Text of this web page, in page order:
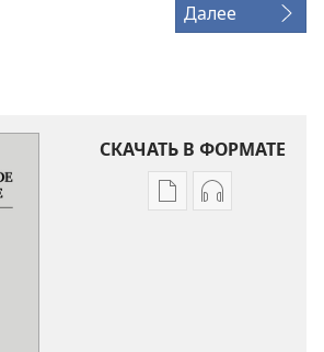
Далее
СКАЧАТЬ В ФОРМАТЕ
ВариантыВарианты